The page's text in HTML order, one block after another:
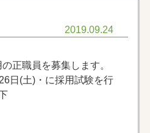
2019.09.24
正職員を募集します。
日(土)・に採用試験を行
下